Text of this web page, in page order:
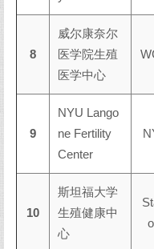
8
威尔康奈尔
医学院生殖
医学中心
9
NYU Lango
ne Fertility
Center
10
斯坦福大学
生殖健康中
心